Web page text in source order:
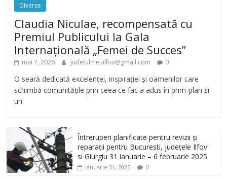
Diverse
Claudia Niculae, recompensată cu
Premiul Publicului la Gala
Internațională „Femei de Succes”
mai 7, 2026 judetulmeuilfov@gmail.com 0
O seară dedicată excelenței, inspirației și oamenilor care
schimbă comunitățile prin ceea ce fac a adus în prim-plan și
un
Întreruperi planificate pentru revizii și
reparații pentru Bucuresti, județele Ilfov
si Giurgiu 31 ianuarie – 6 februarie 2025
ianuarie 31, 2025 0